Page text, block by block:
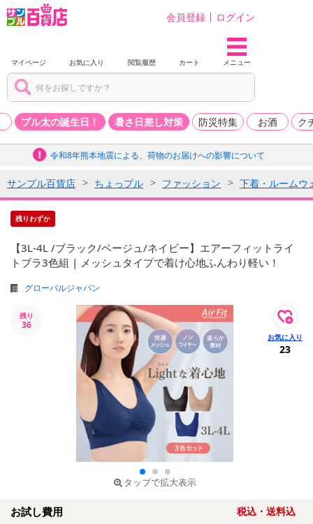
会員登録 ログイン
マイページ お気に入り 閲覧履歴 カート メニュー
プル太の誕生日！ 暑さ日差し対策 防災特集 お酒 ク
令和8年熊本地震による、荷物のお届けへの影響について
サンプル百貨店 ちょっプル ファッション 下着・ルームウ
残りわずか
【3L-4L /ブラック/ベージュ/ネイビー】エアーフィットライ
トブラ3色組 | メッシュタイプで着け心地ふんわり軽い！
グローバルジャパン
残り
36
タップで拡大表示
23
お試し費用 税込・送料込